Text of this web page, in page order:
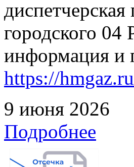
диспетчерская
городского 04
информация и
https://
9 июня 2026
Подробнее